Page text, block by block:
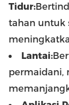
Tidur:
tahan untuk
Lantai:
permaidani,